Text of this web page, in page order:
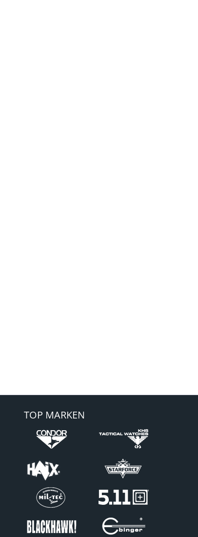
TOP MARKEN